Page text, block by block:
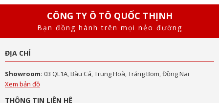
CÔNG TY Ô TÔ QUỐC THỊNH
Bạn đồng hành trên mọi nẻo đường
ĐỊA CHỈ
Showroom: 03 QL1A, Bàu Cá, Trung Hoà, Trảng Bom, Đồng Nai
Xem bản đồ
THÔNG TIN LIÊN HỆ